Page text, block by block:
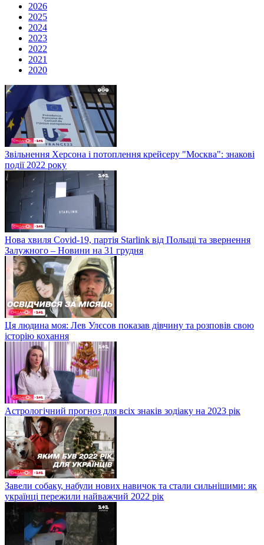
2026
2025
2024
2023
2022
2021
2020
Звільнення Херсона і потоплення крейсеру "Москва": знакові
події 2022 року
Нова хвиля Covid-19, партія Starlink від Польщі та звернення
Залужного – Новини на 31 грудня
Ця людина моя: Лев Улєсов показав дівчину та розповів свою
історію кохання
Астрологічний прогноз для всіх знаків зодіаку на 2023 рік
Завели собаку, набули нових навичок та стали сильнішими: як
українці пережили найважчий 2022 рік